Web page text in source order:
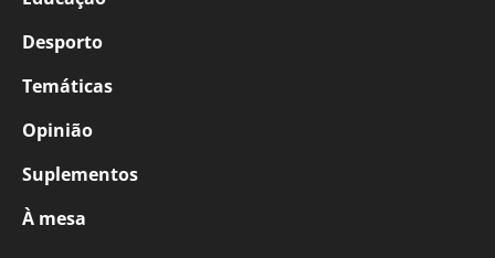
Desporto
Temáticas
Opinião
Suplementos
À mesa